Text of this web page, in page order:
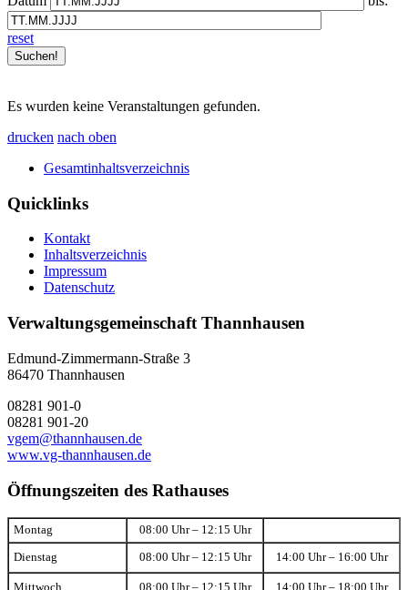
reset
Es wurden keine Veranstaltungen gefunden.
drucken nach oben
Gesamtinhaltsverzeichnis
Quicklinks
Kontakt
Inhaltsverzeichnis
Impressum
Datenschutz
Verwaltungsgemeinschaft Thannhausen
Edmund-Zimmermann-Straße 3
86470 Thannhausen
08281 901-0
08281 901-20
vgem@thannhausen.de
www.vg-thannhausen.de
Öffnungszeiten des Rathauses
Montag 08:00 Uhr – 12:15 Uhr
Dienstag 08:00 Uhr – 12:15 Uhr 14:00 Uhr – 16:00 Uhr